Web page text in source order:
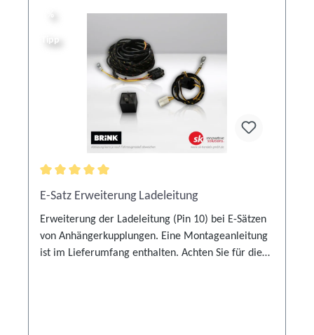
Tipp
Durchschnittliche Bewertung von 5 von 5 Sternen
E-Satz Erweiterung Ladeleitung
Erweiterung der Ladeleitung (Pin 10) bei E-Sätzen
von Anhängerkupplungen. Eine Montageanleitung
ist im Lieferumfang enthalten. Achten Sie für die